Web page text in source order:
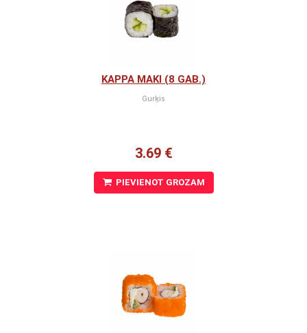
KAPPA MAKI (8 GAB.)
Gurķis
3.69 €
PIEVIENOT GROZAM